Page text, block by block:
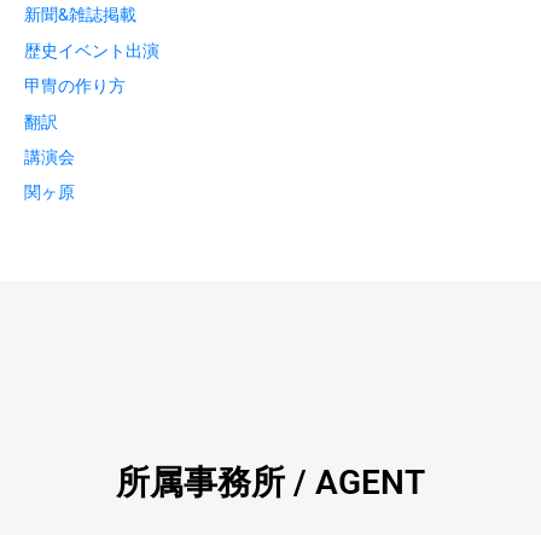
新聞&雑誌掲載
歴史イベント出演
甲冑の作り方
翻訳
講演会
関ヶ原
所属事務所 / AGENT